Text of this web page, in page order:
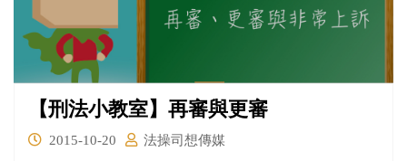
【刑法小教室】再審與更審
2015-10-20
法操司想傳媒